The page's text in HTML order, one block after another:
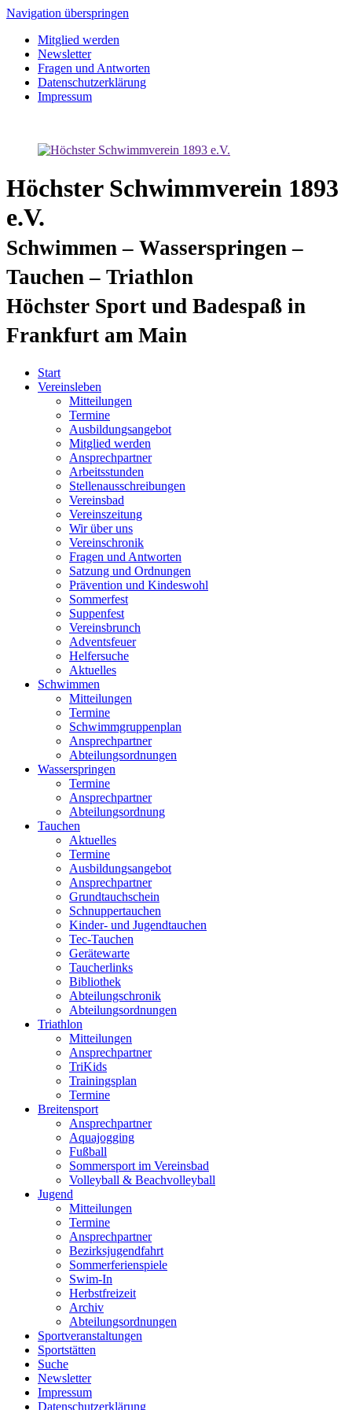
Navigation überspringen
Mitglied werden
Newsletter
Fragen und Antworten
Datenschutzerklärung
Impressum
Höchster Schwimmverein 1893
e.V.
Schwimmen – Wasserspringen –
Tauchen – Triathlon
Höchster Sport und Badespaß in
Frankfurt am Main
Start
Vereinsleben
Mitteilungen
Termine
Ausbildungsangebot
Mitglied werden
Ansprechpartner
Arbeitsstunden
Stellenausschreibungen
Vereinsbad
Vereinszeitung
Wir über uns
Vereinschronik
Fragen und Antworten
Satzung und Ordnungen
Prävention und Kindeswohl
Sommerfest
Suppenfest
Vereinsbrunch
Adventsfeuer
Helfersuche
Aktuelles
Schwimmen
Mitteilungen
Termine
Schwimmgruppenplan
Ansprechpartner
Abteilungsordnungen
Wasserspringen
Termine
Ansprechpartner
Abteilungsordnung
Tauchen
Aktuelles
Termine
Ausbildungsangebot
Ansprechpartner
Grundtauchschein
Schnuppertauchen
Kinder- und Jugendtauchen
Tec-Tauchen
Gerätewarte
Taucherlinks
Bibliothek
Abteilungschronik
Abteilungsordnungen
Triathlon
Mitteilungen
Ansprechpartner
TriKids
Trainingsplan
Termine
Breitensport
Ansprechpartner
Aquajogging
Fußball
Sommersport im Vereinsbad
Volleyball & Beachvolleyball
Jugend
Mitteilungen
Termine
Ansprechpartner
Bezirksjugendfahrt
Sommerferienspiele
Swim-In
Herbstfreizeit
Archiv
Abteilungsordnungen
Sportveranstaltungen
Sportstätten
Suche
Newsletter
Impressum
Datenschutzerklärung